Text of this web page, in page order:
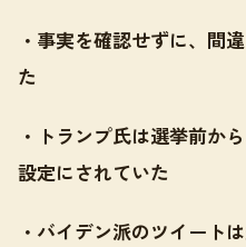
・事実を確認せずに、間
た
・トランプ氏は選挙前か
設定にされていた
・バイデン派のツイート